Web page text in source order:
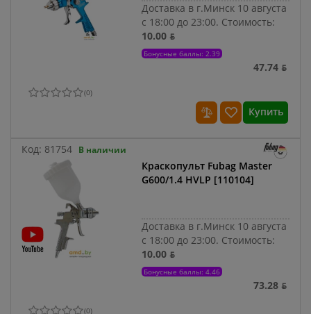
Доставка в г.Минск 10 августа
с 18:00 до 23:00. Стоимость:
10.00 ƃ
Бонусные баллы: 2.39
47.74 ƃ
(0)
Купить
Код: 81754 В наличии
Краскопульт Fubag Master
G600/1.4 HVLP [110104]
Доставка в г.Минск 10 августа
с 18:00 до 23:00. Стоимость:
10.00 ƃ
Бонусные баллы: 4.46
73.28 ƃ
(0)